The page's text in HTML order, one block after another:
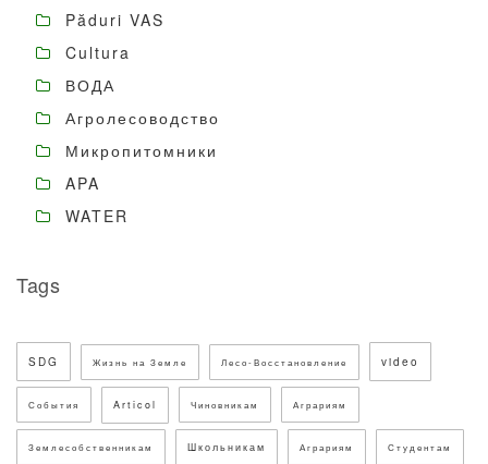
Păduri VAS
Cultura
ВОДА
Агролесоводство
Микропитомники
APA
WATER
Tags
SDG Жизнь на Земле Лесо-Восстановление video
События Articol Чиновникам Аграриям
Землесобственникам Школьникам Аграриям Студентам